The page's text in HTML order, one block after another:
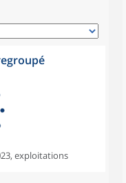
exploitations